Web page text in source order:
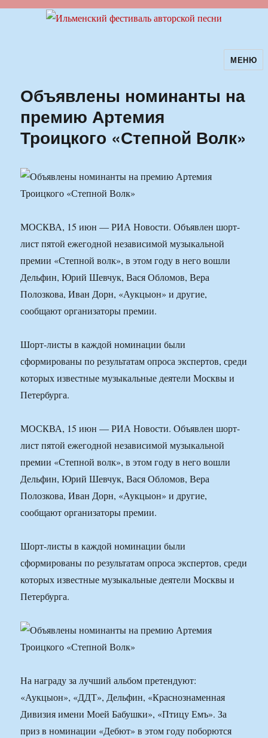
Ильменский фестиваль авторской
песни
МЕНЮ
Объявлены номинанты на
премию Артемия
Троицкого «Степной Волк»
МОСКВА, 15 июн — РИА Новости. Объявлен шорт-
лист пятой ежегодной независимой музыкальной
премии «Степной волк», в этом году в него вошли
Дельфин, Юрий Шевчук, Вася Обломов, Вера
Полозкова, Иван Дорн, «Аукцыон» и другие,
сообщают организаторы премии.
Шорт-листы в каждой номинации были
сформированы по результатам опроса экспертов, среди
которых известные музыкальные деятели Москвы и
Петербурга.
МОСКВА, 15 июн — РИА Новости. Объявлен шорт-
лист пятой ежегодной независимой музыкальной
премии «Степной волк», в этом году в него вошли
Дельфин, Юрий Шевчук, Вася Обломов, Вера
Полозкова, Иван Дорн, «Аукцыон» и другие,
сообщают организаторы премии.
Шорт-листы в каждой номинации были
сформированы по результатам опроса экспертов, среди
которых известные музыкальные деятели Москвы и
Петербурга.
На награду за лучший альбом претендуют:
«Аукцыон», «ДДТ», Дельфин, «Краснознаменная
Дивизия имени Моей Бабушки», «Птицу Емъ». За
приз в номинации «Дебют» в этом году поборются